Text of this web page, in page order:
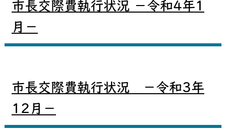
市長交際費執行状況 －令和4年1
月－
市長交際費執行状況 －令和3年
12月－